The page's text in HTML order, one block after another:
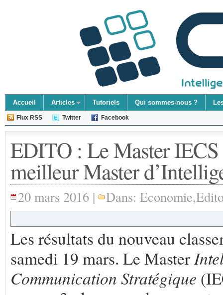
Accueil Articles Tutoriels Qui sommes-nous ?
Flux RSS Twitter Facebook
EDITO : Le Master IECS
meilleur Master
20 mars 2016 | Dans: Economie,
Les résultats du nouveau
samedi 19 mars. Le Master
Communication Stratégique